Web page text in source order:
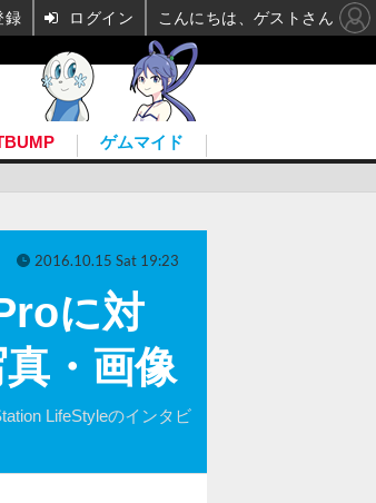
ゲムマイド
に対
・画像
LifeStyleのインタビ
2016.10.15 Sat 19:23
録 ログイン こんにちは、ゲストさん